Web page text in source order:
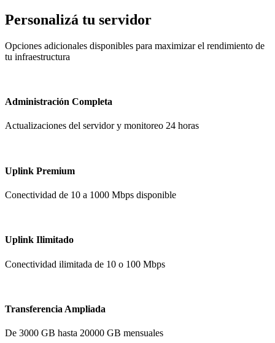
Personalizá tu servidor
Opciones adicionales disponibles para maximizar el rendimiento de
tu infraestructura
Administración Completa
Actualizaciones del servidor y monitoreo 24 horas
Uplink Premium
Conectividad de 10 a 1000 Mbps disponible
Uplink Ilimitado
Conectividad ilimitada de 10 o 100 Mbps
Transferencia Ampliada
De 3000 GB hasta 20000 GB mensuales